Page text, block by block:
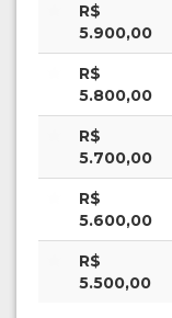
R$
5.900,00
R$
5.800,00
R$
5.700,00
R$
5.600,00
R$
5.500,00